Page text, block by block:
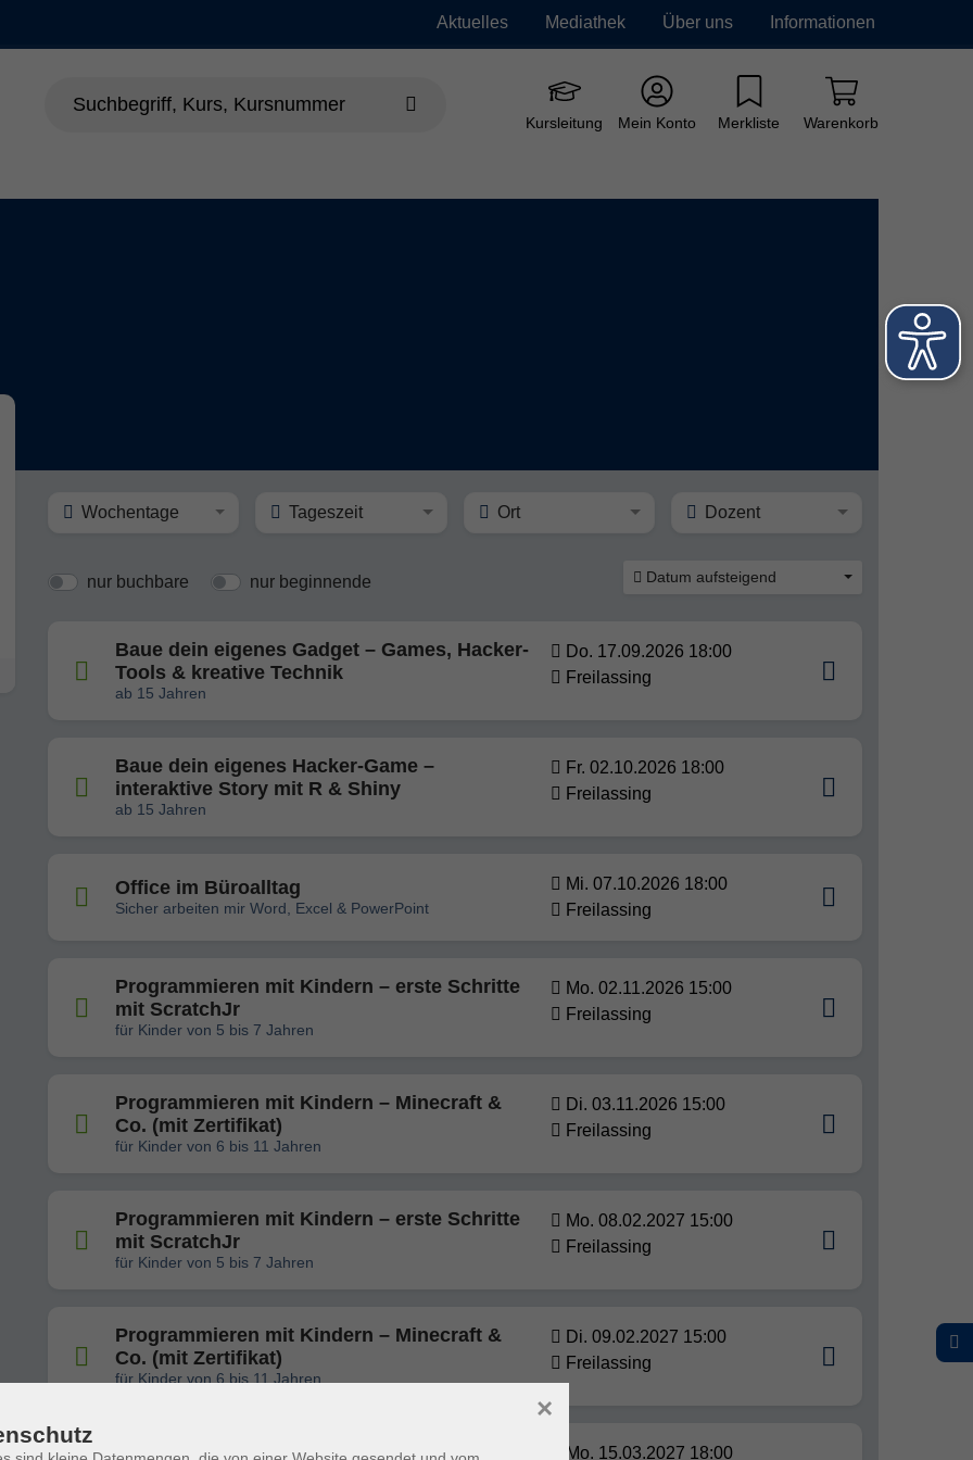
Aktuelles Mediathek Über uns Informationen
Kursleitung Mein Konto Merkliste Warenkorb
Sprachen Grundbildung Neue Kurse
Wochentage Tageszeit Ort Dozent
nur buchbare nur beginnende Datum aufsteigend
Baue dein eigenes Gadget – Games, Hacker-
Tools & kreative Technik
ab 15 Jahren
Do. 17.09.2026 18:00
Freilassing
Baue dein eigenes Hacker-Game –
interaktive Story mit R & Shiny
ab 15 Jahren
Fr. 02.10.2026 18:00
Freilassing
Office im Büroalltag
Sicher arbeiten mir Word, Excel & PowerPoint
Mi. 07.10.2026 18:00
Freilassing
Programmieren mit Kindern – erste Schritte
mit ScratchJr
für Kinder von 5 bis 7 Jahren
Mo. 02.11.2026 15:00
Freilassing
Programmieren mit Kindern – Minecraft &
Co. (mit Zertifikat)
für Kinder von 6 bis 11 Jahren
Di. 03.11.2026 15:00
Freilassing
Programmieren mit Kindern – erste Schritte
mit ScratchJr
für Kinder von 5 bis 7 Jahren
Mo. 08.02.2027 15:00
Freilassing
Programmieren mit Kindern – Minecraft &
Co. (mit Zertifikat)
für Kinder von 6 bis 11 Jahren
Di. 09.02.2027 15:00
Freilassing
Mo. 15.03.2027 18:00
×